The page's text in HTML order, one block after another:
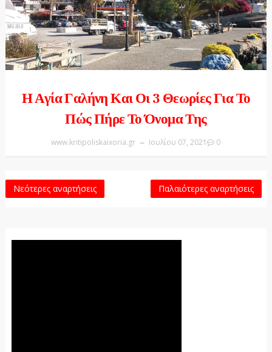
Η Αγία Γαλήνη Και Οι 3 Θεωρίες Για Το
Πώς Πήρε Το Όνομα Της
www.kritipoliskaixoria.gr Ιουλίου 07, 2021 0
Νεότερες αναρτήσεις Παλαιότερες αναρτήσεις